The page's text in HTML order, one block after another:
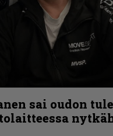
sai oudon